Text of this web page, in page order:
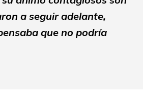
a seguir adelante,
que no podría